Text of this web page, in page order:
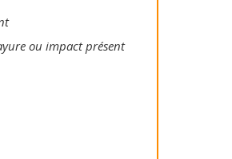
ou impact présent